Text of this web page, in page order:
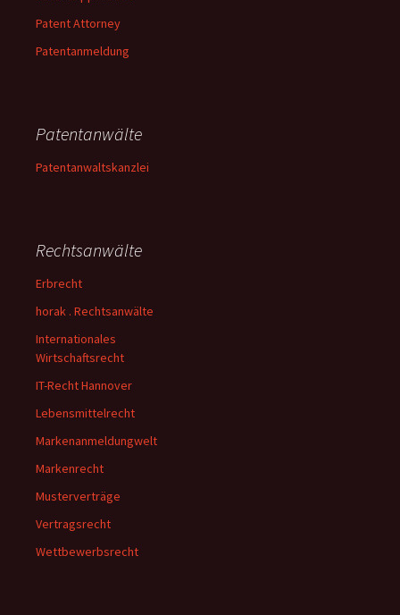
Patent Attorney
Patentanmeldung
Patentanwälte
Patentanwaltskanzlei
Rechtsanwälte
Erbrecht
horak . Rechtsanwälte
Internationales
Wirtschaftsrecht
IT-Recht Hannover
Lebensmittelrecht
Markenanmeldungwelt
Markenrecht
Musterverträge
Vertragsrecht
Wettbewerbsrecht